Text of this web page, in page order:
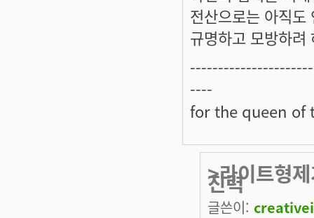
전산으로는 아직도
규명하고 모방하려
----
for the queen of
>라이트형
진력
글쓴이: